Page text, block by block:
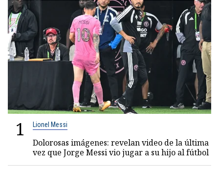
1 Lionel Messi
Dolorosas imágenes: revelan video de la última
vez que Jorge Messi vio jugar a su hijo al fútbol